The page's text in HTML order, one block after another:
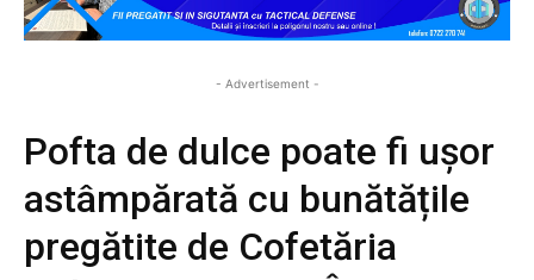
- Advertisement -
Pofta de dulce poate fi ușor
astâmpărată cu bunătățile
pregătite de Cofetăria